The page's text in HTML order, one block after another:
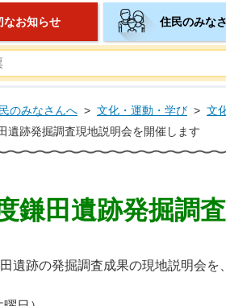
式ホームページ
なお知らせ 住民のみな
のみなさんへ > 文化・運動・学び > 文
遺跡発掘調査現地説明会を開催します
鎌田遺跡発掘調
遺跡の発掘調査成果の現地説明会を